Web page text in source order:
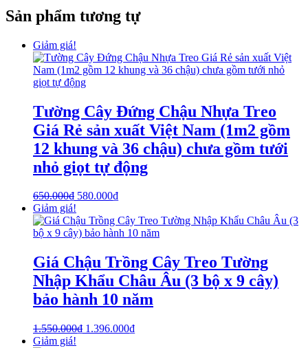
Sản phẩm tương tự
Giảm giá!
Tường Cây Đứng Chậu Nhựa Treo
Giá Rẻ sản xuất Việt Nam (1m2 gồm
12 khung và 36 chậu) chưa gồm tưới
nhỏ giọt tự động
650.000₫ 580.000₫
Giảm giá!
Giá Chậu Trồng Cây Treo Tường
Nhập Khẩu Châu Âu (3 bộ x 9 cây)
bảo hành 10 năm
1.550.000₫ 1.396.000₫
Giảm giá!